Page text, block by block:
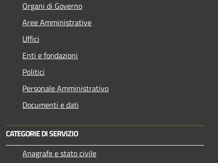
Organi di Governo
Aree Amministrative
Uffici
Enti e fondazioni
Politici
Personale Amministrativo
Documenti e dati
CATEGORIE DI SERVIZIO
Anagrafe e stato civile